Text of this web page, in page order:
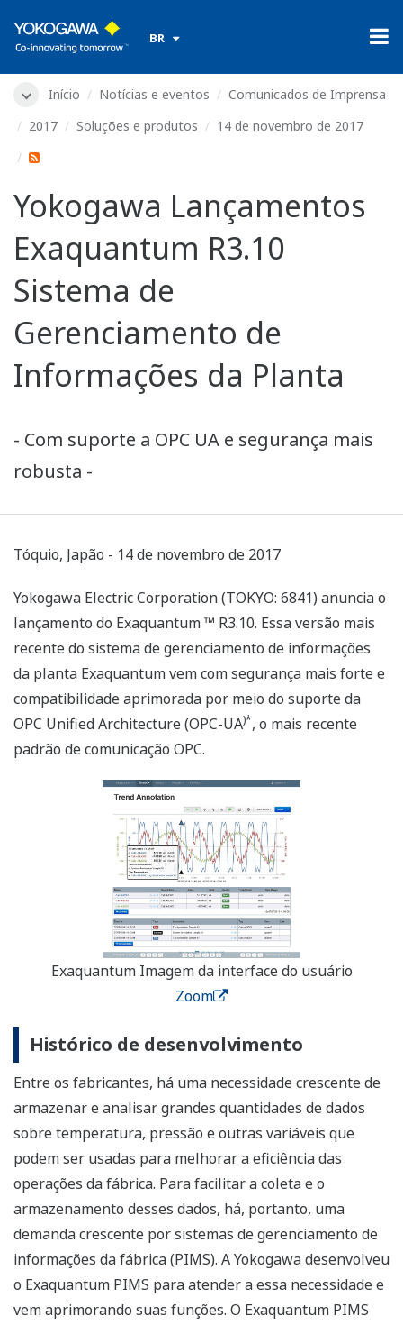
BR
Início Notícias e eventos
Comunicados de Imprensa
2017
Soluções e produtos 14 de novembro de 2017
Yokogawa Lançamentos
Exaquantum R3.10
Sistema de
Gerenciamento de
Informações da Planta
- Com suporte a OPC UA e segurança mais
robusta -
Tóquio, Japão - 14 de novembro de 2017
Yokogawa Electric Corporation (TOKYO: 6841) anuncia o
lançamento do Exaquantum ™ R3.10. Essa versão mais
recente do sistema de gerenciamento de informações
da planta Exaquantum vem com segurança mais forte e
compatibilidade aprimorada por meio do suporte da
OPC Unified Architecture (OPC-UA)*, o mais recente
padrão de comunicação OPC.
Exaquantum Imagem da interface do usuário
Zoom
Histórico de desenvolvimento
Entre os fabricantes, há uma necessidade crescente de
armazenar e analisar grandes quantidades de dados
sobre temperatura, pressão e outras variáveis que
podem ser usadas para melhorar a eficiência das
operações da fábrica. Para facilitar a coleta e o
armazenamento desses dados, há, portanto, uma
demanda crescente por sistemas de gerenciamento de
informações da fábrica (PIMS). A Yokogawa desenvolveu
o Exaquantum PIMS para atender a essa necessidade e
vem aprimorando suas funções. O Exaquantum PIMS